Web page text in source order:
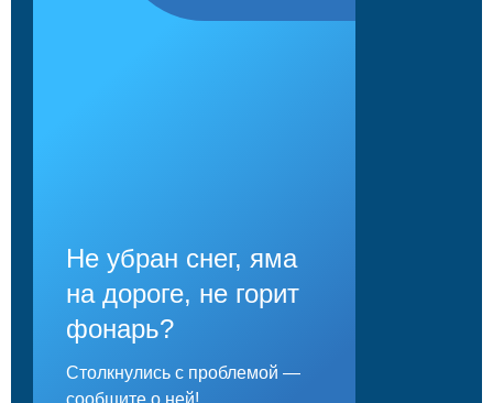
Не убран снег, яма
на дороге, не горит
фонарь?
Столкнулись с проблемой —
сообщите о ней!